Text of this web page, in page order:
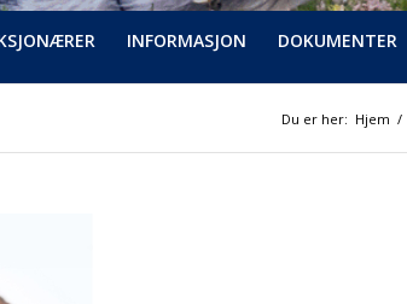
INFORMASJON DOKUMENTER
Du er her: Hjem /